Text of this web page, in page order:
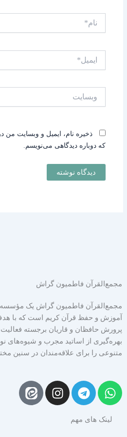
ذخیره نام، ایمیل و وبسایت من
که دوباره دیدگاهی می‌نویسم.
مجمع‌القرآن فاطمیون گراش
مجمع‌القرآن فاطمیون گراش یک
آموزش و حفظ قرآن کریم است که با
پرورش حافظان و قاریان برجسته
بهره‌گیری از اساتید مجرب و شیوه‌های
متنوعی را برای علاقه‌مندان در سنین
W
h
t
T
e
e
I
n
لینک های مهم